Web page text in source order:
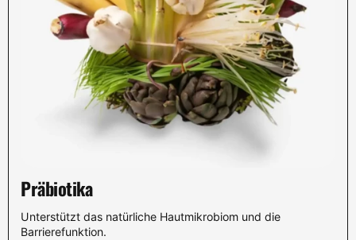
Präbiotika
Unterstützt das natürliche Hautmikrobiom und die
Barrierefunktion.